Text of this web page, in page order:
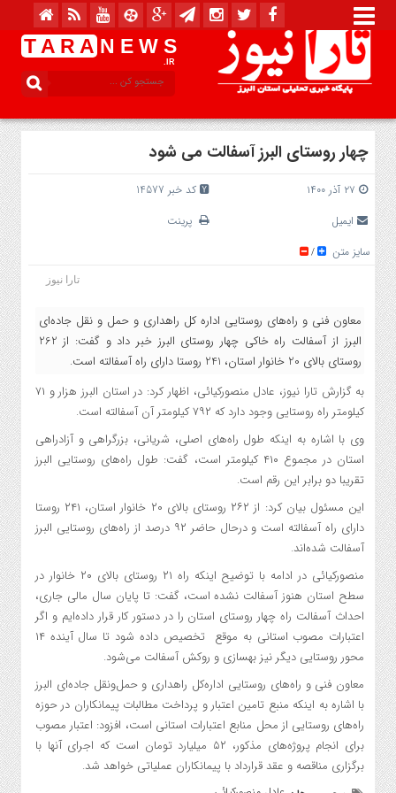
T A R A N E W S
.IR
چهار روستای البرز آسفالت می شود
۲۷ آذر ۱۴۰۰
کد خبر 14577
ایمیل
پرینت
سایز متن
/
تارا نیوز
معاون فنی و راه‌های روستایی اداره کل راهداری و حمل و نقل جاده‌ای
البرز از آسفالت راه خاکی چهار روستای البرز خبر داد و گفت: از 262
روستای بالای 20 خانوار استان، 241 روستا دارای راه آسفالته است.
به گزارش تارا نیوز، عادل منصورکیائی، اظهار کرد: در استان البرز هزار و ۷۱
کیلومتر راه روستایی وجود دارد که ۷۹۲ کیلومتر آن آسفالته است.
وی با اشاره به اینکه طول راه‌های اصلی، شریانی، بزرگراهی و آزادراهی
استان در مجموع ۴۱۰ کیلومتر است، گفت: طول راه‌های روستایی البرز
تقریبا دو برابر این رقم است.
این مسئول بیان کرد: از ۲۶۲ روستای بالای ۲۰ خانوار استان، ۲۴۱ روستا
دارای راه آسفالته است و درحال حاضر ۹۲ درصد از راه‌های روستایی البرز
آسفالت شده‌اند.
منصورکیائی در ادامه با توضیح اینکه راه ۲۱ روستای بالای ۲۰ خانوار در
سطح استان هنوز آسفالت نشده است، گفت: تا پایان سال مالی جاری،
احداث آسفالت راه چهار روستای استان را در دستور کار قرار داده‌ایم و اگر
اعتبارات مصوب استانی به موقع تخصیص داده شود تا سال آینده ۱۴
محور روستایی دیگر نیز بهسازی و روکش آسفالت می‌شود.
معاون فنی و راه‌های روستایی اداره‌کل راهداری و حمل‌ونقل جاده‌ای البرز
با اشاره به اینکه منبع تامین اعتبار و پرداخت مطالبات پیمانکاران در حوزه
راه‌های روستایی از محل منابع اعتبارات استانی است، افزود: اعتبار مصوب
برای انجام پروژه‌های مذکور، ۵۲ میلیارد تومان است که اجرای آنها با
برگزاری مناقصه و عقد قرارداد با پیمانکاران عملیاتی خواهد شد.